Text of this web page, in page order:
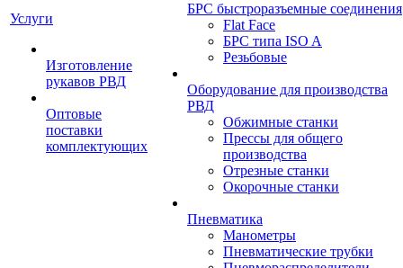
Услуги
Изготовление
рукавов РВД
Оптовые
поставки
комплектующих
БРС быстроразъемные соединения
Flat Face
БРС типа ISO A
Резьбовые
Оборудование для производства
РВД
Обжимные станки
Прессы для общего
производства
Отрезные станки
Окорочные станки
Пневматика
Манометры
Пневматические трубки